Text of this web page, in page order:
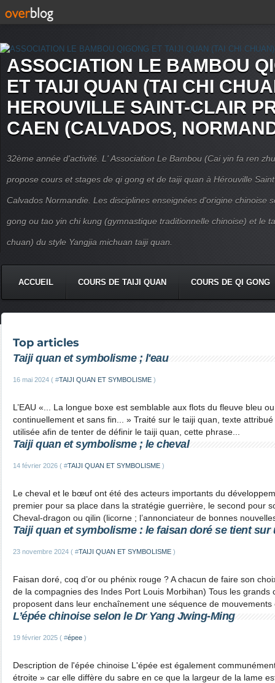
ASSOCIATION LE BAMBOU
ET TAIJI QUAN (TAI CHI
HEROUVILLE SAINT-CLAIR
CAEN (CALVADOS,
32ème année d'activité. L' Association Le Bambou (Cai yin fa ren
propose cours et stages de qi gong et de taiji quan à Hérouville
Calvados Normandie. Les disciplines enseignées d'origine chinoise
gong ou tao yin chi kung (gymnastique traditionnelle chinoise) et le
chuan) du style Yangjia michuan taiji quan.
ACCUEIL COURS DE TAIJI QUAN COURS DE QI GONG
Top articles
Taiji quan et symbolisme ; l'eau
16 mai 2024 ( #TAIJI QUAN ET SYMBOLISME )
L’EAU «... La longue boxe est semblable aux flots du fleuve bleu
continuellement et sans fin... » Traité sur le taiji quan, texte
utilisée afin de tenter de définir le taiji quan, cette phrase...
Taiji quan et symbolisme ; le cheval
14 février 2026 ( #TAIJI QUAN ET SYMBOLISME )
Le cheval et le bœuf ont été des acteurs importants du
premier pour sa place dans la stratégie guerrière, le second pour
Cheval-dragon ou qilin (licorne ; l’annonciateur de bonnes
Taiji quan et symbolisme : le faisan doré se tient sur
23 novembre 2024 ( #TAIJI QUAN ET SYMBOLISME )
Faisan doré, coq d’or ou phénix rouge ? A chacun de faire son
de la compagnies des Indes Port Louis Morbihan) Tous les grands
proposent dans leur enchaînement une séquence de mouvements
L’épée chinoise selon le Dr Yang Jwing-Ming
19 février 2025 ( #épee )
Description de l'épée chinoise L'épée est également
étroite » car elle diffère du sabre en ce que la largeur de la lame